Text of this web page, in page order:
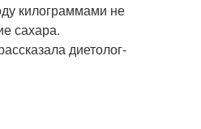
килограммами не
сахара.
диетолог-